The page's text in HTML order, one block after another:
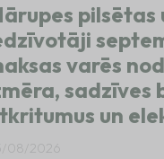
pilsētas
varēs
sadzīves
un
08/2026